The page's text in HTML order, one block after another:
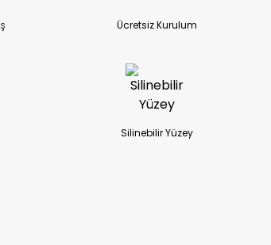
Ücretsiz Kurulum
Silinebilir Yüzey